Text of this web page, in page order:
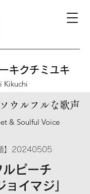
キクチミユキ
Kikuchi
ウルフルな歌声
& Soulful Voice
】20240505
ルピーチ
ョイマジ」